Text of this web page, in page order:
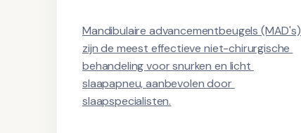
Mandibulaire advancementbeugels (MAD's)
zijn de meest effectieve niet-chirurgische
behandeling voor snurken en licht
slaapapneu, aanbevolen door
slaapspecialisten.